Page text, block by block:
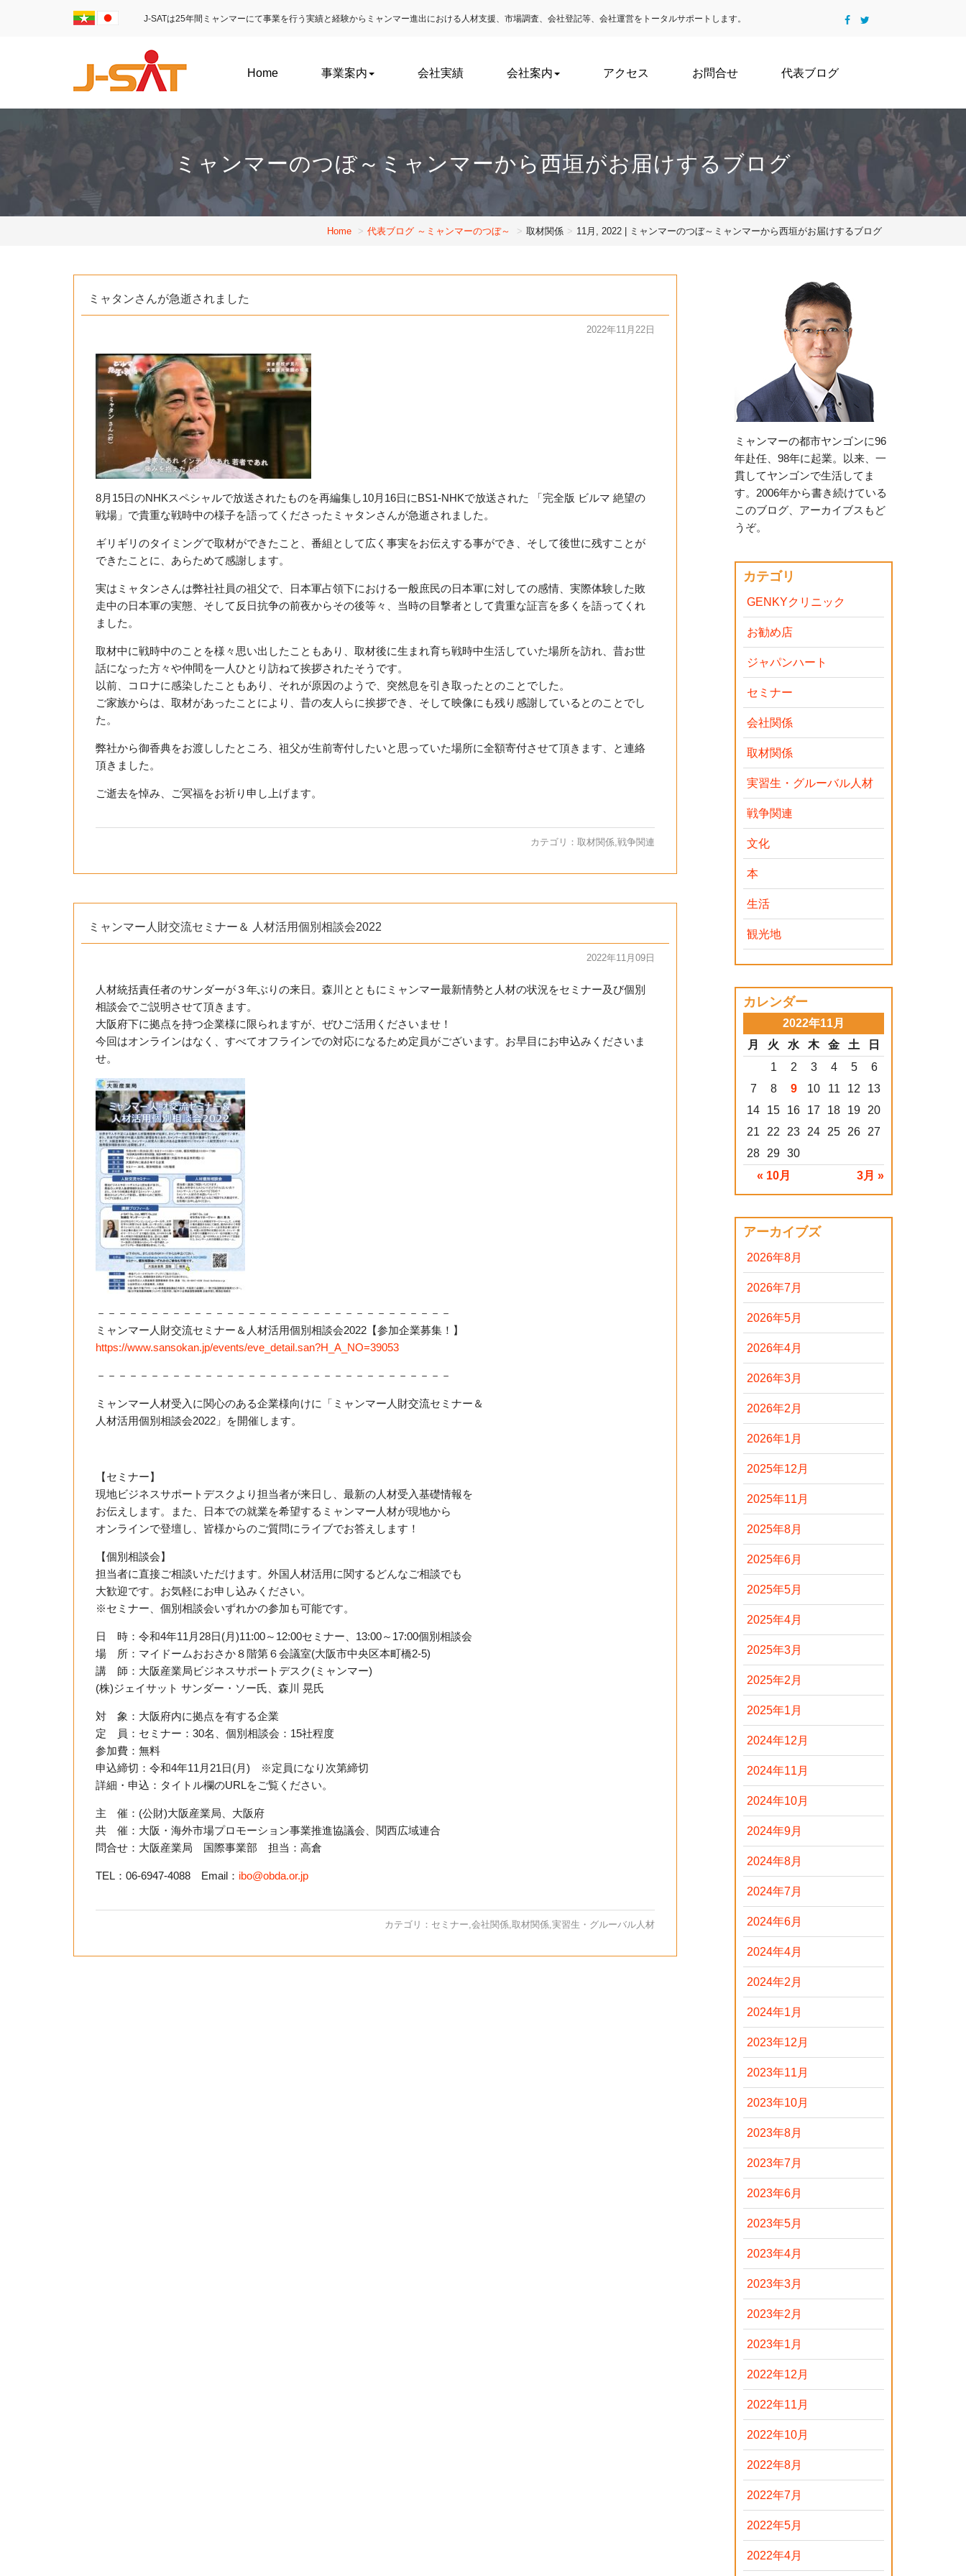
J-SATは25年間ミャンマーにて事業を行う実績と経験からミャンマー進出における 人材支援、市場調査、会社登記等、会社運営をトータルサポートします。
Home 事業案内 会社実績 会社案内 アクセス お問合せ 代表ブログ
ミャンマーのつぼ～ミャンマーから西垣がお届けするブログ
Home 代表ブログ ～ミャンマーのつぼ～ 取材関係 11月, 2022 | ミャンマーのつぼ～ミャンマーから西垣がお届けするブログ
ミャタンさんが急逝されました
2022年11月22日
8月15日のNHKスペシャルで放送されたものを再編集し10月16日にBS1-NHKで放送された 「完全版 ビルマ 絶望の
戦場」で貴重な戦時中の様子を語ってくださったミャタンさんが急逝されました。
ギリギリのタイミングで取材ができたこと、番組として広く事実をお伝えする事ができ、そして後世に残すことが
できたことに、あらためて感謝します。
実はミャタンさんは弊社社員の祖父で、日本軍占領下における一般庶民の日本軍に対しての感情、実際体験した敗
走中の日本軍の実態、そして反日抗争の前夜からその後等々、当時の目撃者として貴重な証言を多くを語ってくれ
ました。
取材中に戦時中のことを様々思い出したこともあり、取材後に生まれ育ち戦時中生活していた場所を訪れ、昔お世
話になった方々や仲間を一人ひとり訪ねて挨拶されたそうです。
以前、コロナに感染したこともあり、それが原因のようで、突然息を引き取ったとのことでした。
ご家族からは、取材があったことにより、昔の友人らに挨拶でき、そして映像にも残り感謝しているとのことでし
た。
弊社から御香典をお渡ししたところ、祖父が生前寄付したいと思っていた場所に全額寄付させて頂きます、と連絡
頂きました。
ご逝去を悼み、ご冥福をお祈り申し上げます。
カテゴリ： 取材関係 戦争関連
ミャンマー人財交流セミナー＆ 人材活用個別相談会2022
2022年11月09日
人材統括責任者のサンダーが３年ぶりの来日。森川とともにミャンマー最新情勢と人材の状況をセミナー及び個別
相談会でご説明させて頂きます。
大阪府下に拠点を持つ企業様に限られますが、ぜひご活用くださいませ！
今回はオンラインはなく、すべてオフラインでの対応になるため定員がございます。お早目にお申込みくださいま
せ。
－－－－－－－－－－－－－－－－－－－－－－－－－－－－－－ －－－
ミャンマー人財交流セミナー＆人材活用個別相談会2022【参加企業募集！】
https://www.sansokan.jp/events/eve_detail.san?H_A_NO=39053
－－－－－－－－－－－－－－－－－－－－－－－－－－－－－－ －－－
ミャンマー人材受入に関心のある企業様向けに「ミャンマー人財交流セミナー＆
人材活用個別相談会2022」を開催します。
【セミナー】
現地ビジネスサポートデスクより担当者が来日し、最新の人材受入基礎情報を
お伝えします。また、日本での就業を希望するミャンマー人材が現地から
オンラインで登壇し、皆様からのご質問にライブでお答えします！
【個別相談会】
担当者に直接ご相談いただけます。外国人材活用に関するどんなご相談でも
大歓迎です。お気軽にお申し込みください。
※セミナー、個別相談会いずれかの参加も可能です。
日 時：令和4年11月28日(月)11:00～12:00セミナー 、13:00～17:00個別相談会
場 所：マイドームおおさか８階第６会議室(大阪市中央区本町橋2-5)
講 師：大阪産業局ビジネスサポートデスク(ミャンマー)
(株)ジェイサット サンダー・ソー氏、森川 晃氏
対 象：大阪府内に拠点を有する企業
定 員：セミナー：30名、個別相談会：15社程度
参加費：無料
申込締切：令和4年11月21日(月) ※定員になり次第締切
詳細・申込：タイトル欄のURLをご覧ください。
主 催：(公財)大阪産業局、大阪府
共 催：大阪・海外市場プロモーション事業推進協議会、関西広域連合
問合せ：大阪産業局 国際事業部 担当：高倉
TEL：06-6947-4088 Email： ibo@obda.or.jp
カテゴリ： セミナー,会社関係,取材関係,実習生・グルーバル人材
ミャンマーの都市ヤンゴンに96
年赴任、98年に起業。以来、一
貫してヤンゴンで生活してま
す。2006年から書き続けている
このブログ、アーカイブスもど
うぞ。
カテゴリ
GENKYクリニック
お勧め店
ジャパンハート
セミナー
会社関係
取材関係
実習生・グルーバル人材
戦争関連
文化
本
生活
観光地
カレンダー
2022年11月
月
火 水 木 金 土 日
« 10月 3月 »
1 2 3 4 5
6
7
8 9 10 11 12
13
14
15 16 17 18 19
20
21
22 23 24 25 26
27
28
29 30
アーカイブズ
2026年8月
2026年7月
2026年5月
2026年4月
2026年3月
2026年2月
2026年1月
2025年12月
2025年11月
2025年8月
2025年6月
2025年5月
2025年4月
2025年3月
2025年2月
2025年1月
2024年12月
2024年11月
2024年10月
2024年9月
2024年8月
2024年7月
2024年6月
2024年4月
2024年2月
2024年1月
2023年12月
2023年11月
2023年10月
2023年8月
2023年7月
2023年6月
2023年5月
2023年4月
2023年3月
2023年2月
2023年1月
2022年12月
2022年11月
2022年10月
2022年8月
2022年7月
2022年5月
2022年4月